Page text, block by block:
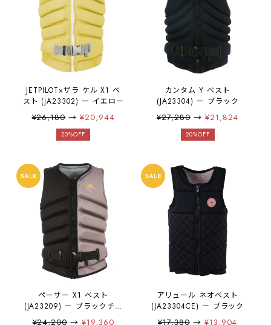
JETPILOT×ザラ ケル X1 ベ
スト (JA23302) ー イエロー
¥26,180→¥20,944
20%OFF
カンタム Y ベスト
(JA23304) ー ブラック
¥27,280→ ¥21,824
20%OFF
ペーサー X1 ベスト
(JA23209) ー ブラックチャ
コール
¥24,200→¥19,360
アリュール ネオベスト
(JA23304CE) ー ブラック
¥17,380→ ¥13,904